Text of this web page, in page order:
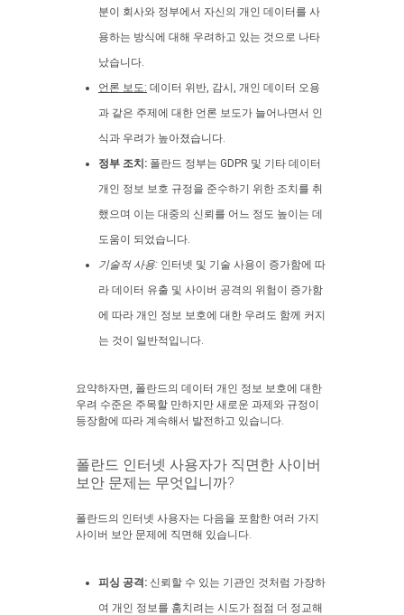
분이 회사와 정부에서 자신의 개인 데이터를 사
용하는 방식에 대해 우려하고 있는 것으로 나타
났습니다.
언론 보도: 데이터 위반, 감시, 개인 데이터 오용
과 같은 주제에 대한 언론 보도가 늘어나면서 인
식과 우려가 높아졌습니다.
정부 조치: 폴란드 정부는 GDPR 및 기타 데이터
개인 정보 보호 규정을 준수하기 위한 조치를 취
했으며 이는 대중의 신뢰를 어느 정도 높이는 데
도움이 되었습니다.
기술적 사용: 인터넷 및 기술 사용이 증가함에 따
라 데이터 유출 및 사이버 공격의 위험이 증가함
에 따라 개인 정보 보호에 대한 우려도 함께 커지
는 것이 일반적입니다.
요약하자면, 폴란드의 데이터 개인 정보 보호에 대한
우려 수준은 주목할 만하지만 새로운 과제와 규정이
등장함에 따라 계속해서 발전하고 있습니다.
폴란드 인터넷 사용자가 직면한 사이버
보안 문제는 무엇입니까?
폴란드의 인터넷 사용자는 다음을 포함한 여러 가지
사이버 보안 문제에 직면해 있습니다.
피싱 공격: 신뢰할 수 있는 기관인 것처럼 가장하
여 개인 정보를 훔치려는 시도가 점점 더 정교해